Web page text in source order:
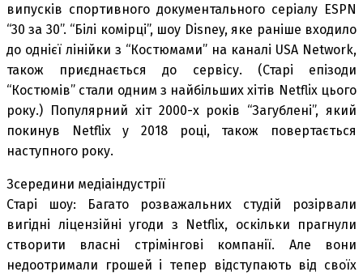
випусків спортивного документального серіалу ESPN
“30 за 30”. “Білі комірці”, шоу Disney, яке раніше входило
до однієї лінійки з “Костюмами” на каналі USA Network,
також приєднається до сервісу. (Старі епізоди
“Костюмів” стали одним з найбільших хітів Netflix цього
року.) Популярний хіт 2000-х років “Загублені”, який
покинув Netflix у 2018 році, також повертається
наступного року.
Зсередини медіаіндустрії
Старі шоу: Багато розважальних студій розірвали
вигідні ліцензійні угоди з Netflix, оскільки прагнули
створити власні стрімінгові компанії. Але вони
недоотримали грошей і тепер відступають від своїх